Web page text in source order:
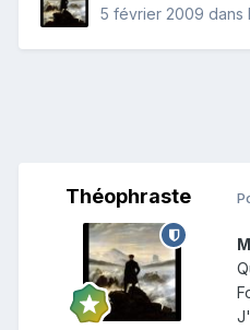
5 février 2009 dans
Théophraste